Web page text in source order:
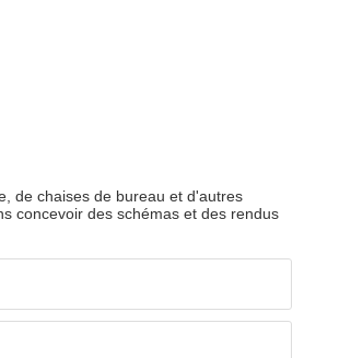
de chaises de bureau et d'autres
concevoir des schémas et des rendus